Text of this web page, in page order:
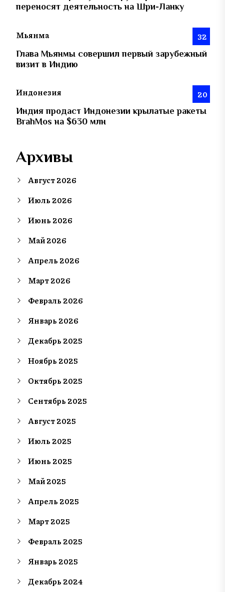
переносят деятельность на Шри-Ланку
Мьянма 32
Глава Мьянмы совершил первый зарубежный
визит в Индию
Индонезия 20
Индия продаст Индонезии крылатые ракеты
BrahMos на $630 млн
Архивы
Август 2026
Июль 2026
Июнь 2026
Май 2026
Апрель 2026
Март 2026
Февраль 2026
Январь 2026
Декабрь 2025
Ноябрь 2025
Октябрь 2025
Сентябрь 2025
Август 2025
Июль 2025
Июнь 2025
Май 2025
Апрель 2025
Март 2025
Февраль 2025
Январь 2025
Декабрь 2024